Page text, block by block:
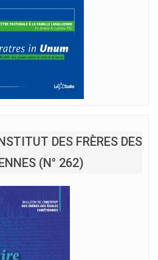
DES FRÈRES DES
(N° 262)